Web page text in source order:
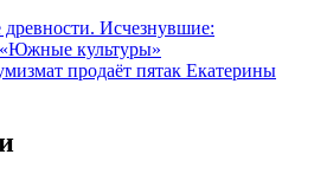
древности. Исчезнувшие:
«Южные культуры»
продаёт пятак Екатерины